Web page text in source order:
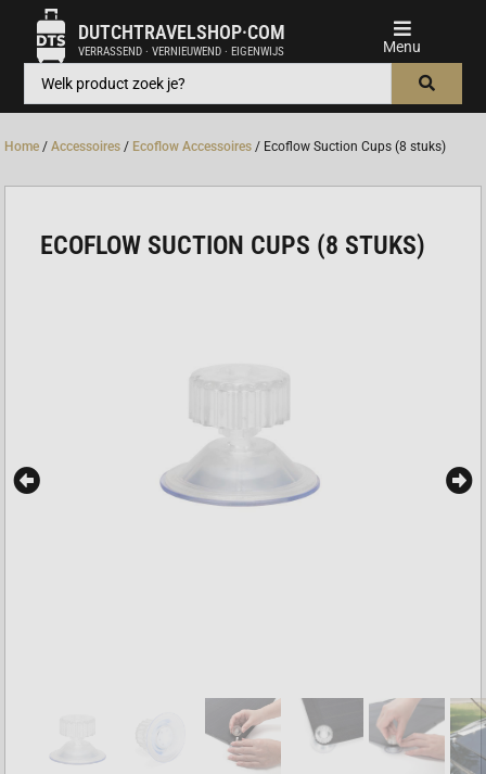
DUTCHTRAVELSHOP·COM
VERRASSEND · VERNIEUWEND · EIGENWIJS
Home /Accessoires / Ecoflow Accessoires / Ecoflow Suction Cups (8 stuks)
ECOFLOW SUCTION CUPS (8 STUKS)